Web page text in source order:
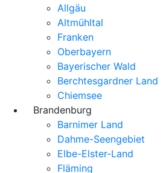
Allgäu
Altmühltal
Franken
Oberbayern
Bayerischer Wald
Berchtesgardner Land
Chiemsee
Brandenburg
Barnimer Land
Dahme-Seengebiet
Elbe-Elster-Land
Fläming